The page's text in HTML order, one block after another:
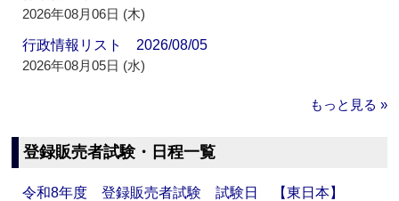
2026年08月06日 (木)
行政情報リスト 2026/08/05
2026年08月05日 (水)
もっと見る »
登録販売者試験・日程一覧
令和8年度 登録販売者試験 試験日 【東日本】